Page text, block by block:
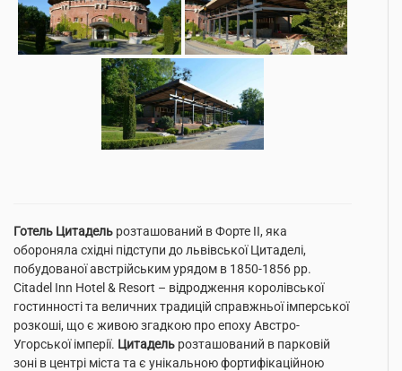
Готель Цитадель розташований в Форте ІІ, яка
обороняла східні підступи до львівської Цитаделі,
побудованої австрійським урядом в 1850-1856 рр.
Citadel Inn Hotel & Resort – відродження королівської
гостинності та величних традицій справжньої імперської
розкоші, що є живою згадкою про епоху Австро-
Угорської імперії. Цитадель розташований в парковій
зоні в центрі міста та є унікальною фортифікаційною